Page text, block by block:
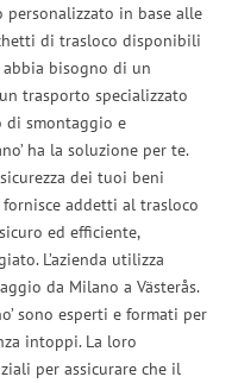
personalizzato in base alle
di trasloco disponibili
abbia bisogno di un
trasporto specializzato
di smontaggio e
ha la soluzione per te.
dei tuoi beni
fornisce addetti al trasloco
ed efficiente,
L’azienda utilizza
da Milano a Västerås.
sono esperti e formati per
intoppi. La loro
per assicurare che il